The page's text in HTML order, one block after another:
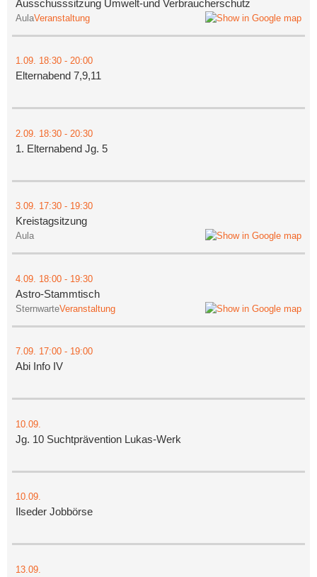
Ausschusssitzung Umwelt-und Verbraucherschutz
AulaVeranstaltung
1.09. 18:30 - 20:00
Elternabend 7,9,11
2.09. 18:30 - 20:30
1. Elternabend Jg. 5
3.09. 17:30 - 19:30
Kreistagsitzung
Aula
4.09. 18:00 - 19:30
Astro-Stammtisch
SternwarteVeranstaltung
7.09. 17:00 - 19:00
Abi Info IV
10.09.
Jg. 10 Suchtprävention Lukas-Werk
10.09.
Ilseder Jobbörse
13.09.